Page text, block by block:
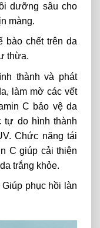
dưỡng sâu cho
màng.
bào chết trên da
thừa.
thành và phát
làm mờ các vết
C bảo vệ da
tự do hình thành
Chức năng tái
C giúp cải thiện
trắng khỏe.
Giúp phục hồi làn